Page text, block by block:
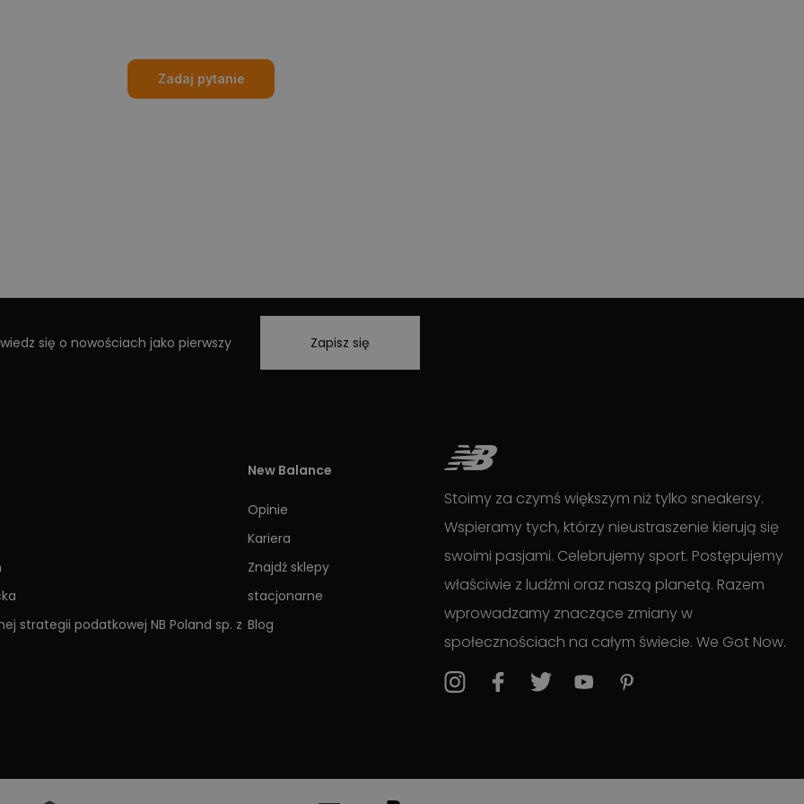
Zadaj pytanie
się o nowościach jako pierwszy Zapisz się
strategii podatkowej NB Poland sp. z
New Balance
Opinie
Kariera
Znajdź sklepy
stacjonarne
Blog
Stoimy za czymś większym niż tylko sneakersy.
Wspieramy tych, którzy nieustraszenie kierują się
swoimi pasjami. Celebrujemy sport. Postępujemy
właściwie z ludźmi oraz naszą planetą. Razem
wprowadzamy znaczące zmiany w
społecznościach na całym świecie. We Got Now.